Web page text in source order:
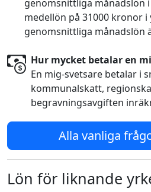
genomsnittliga månadslön
medellön på 31000 kronor
genomsnittliga månadslön
Hur mycket betalar en
En mig-svetsare betalar i
kommunalskatt,
begravningsavgiften
Alla vanliga
Lön för liknande